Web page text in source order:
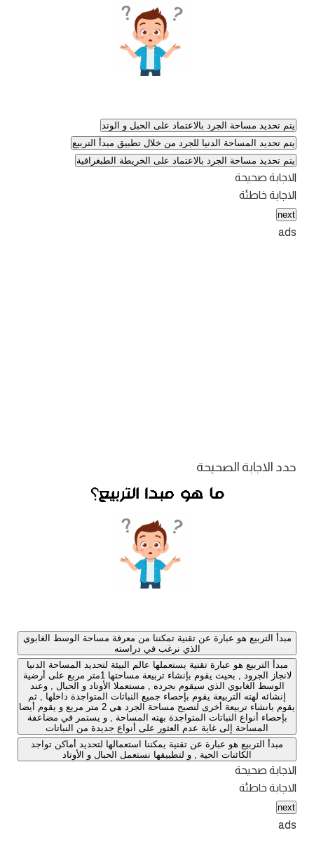
يتم تحديد مساحة الجرد بالاعتماد على الحبل و الوتد
يتم تحديد المساحة الدنيا للجرد من خلال تطبيق مبدأ التربيع
يتم تحديد مساحة الجرد بالاعتماد على الخريطة الطبغرافية
الاجابة صحيحة
الاجابة خاطئة
next
ads
حدد الاجابة الصحيحة
مبدأ التربيع هو عبارة عن تقنية تمكننا من معرفة مساحة الوسط الغابوي
الذي نرغب في دراسته
مبدأ التربيع هو عبارة تقنية يستعملها عالم البيئة لتحديد المساحة الدنيا
لانجاز الجرود , بحيث يقوم بإنشاء تربيعة مساحتها 1متر مربع على أرضية
الوسط الغابوي الذي سيقوم بجرده , مستعملا الأوتاد و الحبال , وعند
إنشائه لهته التربيعة يقوم بإحصاء جميع النباتات المتواجدة داخلها , ثم
يقوم بانشاء تربيعة أخرى لتصبح مساحة الجرد هي 2 متر مربع و يقوم أيضا
بإحصاء أنواع النباتات المتواجدة بهته المساحة , و يستمر في مضاعفة
المساحة إلى غاية عدم العثور على أنواع جديدة من النباتات
مبدأ التربيع هو عبارة عن تقنية يمكننا استعمالها لتحديد أماكن تواجد
الكائنات الحية , و لتطبيقها نستعمل الحبال و الأوتاد
الاجابة صحيحة
الاجابة خاطئة
next
ads